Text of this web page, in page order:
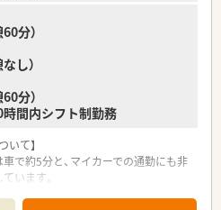
フランチャイズシステムを導入して
師には薬局譲渡の相談も可能となり
分）
し）
分）
間内シフト制勤務
いて】
で約5分と、マイカーでの通勤にも非
います。